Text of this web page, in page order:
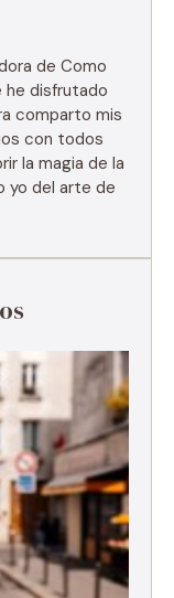
de Como
he disfrutado
comparto mis
con todos
la magia de la
yo del arte de